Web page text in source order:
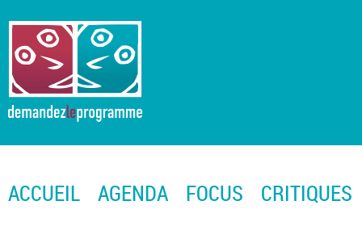
ACCUEIL AGENDA FOCUS CRITIQUES